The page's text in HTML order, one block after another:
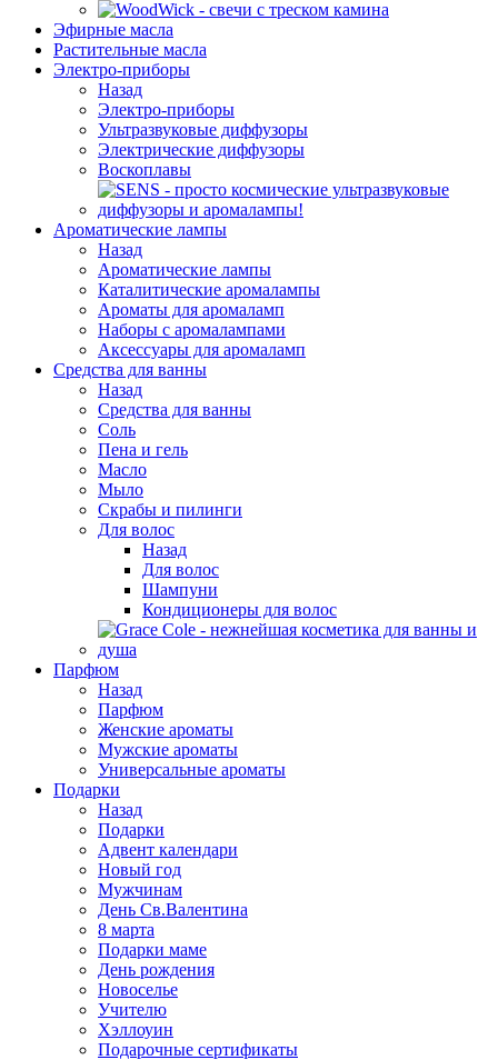
Эфирные масла
Растительные масла
Электро-приборы
Назад
Электро-приборы
Ультразвуковые диффузоры
Электрические диффузоры
Воскоплавы
Ароматические лампы
Назад
Ароматические лампы
Каталитические аромалампы
Ароматы для аромаламп
Наборы с аромалампами
Аксессуары для аромаламп
Средства для ванны
Назад
Средства для ванны
Соль
Пена и гель
Масло
Мыло
Скрабы и пилинги
Для волос
Назад
Для волос
Шампуни
Кондиционеры для волос
Парфюм
Назад
Парфюм
Женские ароматы
Мужские ароматы
Универсальные ароматы
Подарки
Назад
Подарки
Адвент календари
Новый год
Мужчинам
День Св.Валентина
8 марта
Подарки маме
День рождения
Новоселье
Учителю
Хэллоуин
Подарочные сертификаты